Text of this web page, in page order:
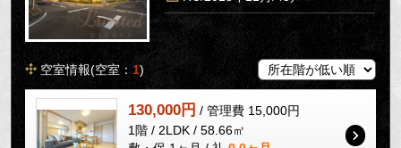
空室情報(空室：1)
130,000円 / 管理費 15,000円
1階 / 2LDK / 58.66㎡